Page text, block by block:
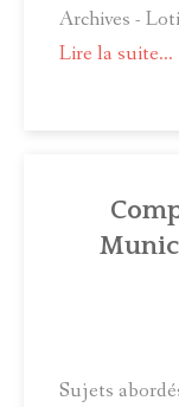
Archives -
Lire la suite...
Sujets